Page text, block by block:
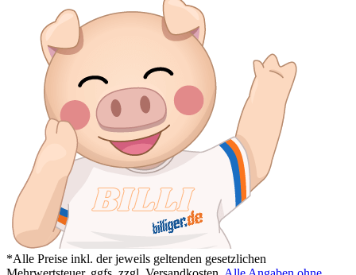
*Alle Preise inkl. der jeweils geltenden gesetzlichen